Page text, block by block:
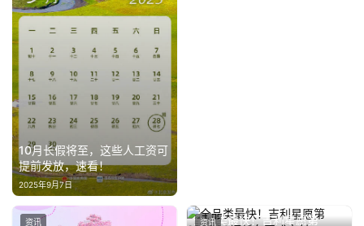
10月长假将至，这些人工资可
提前发放，速看！
2025年9月7日
资讯
全品类最快！吉利星愿第
资讯